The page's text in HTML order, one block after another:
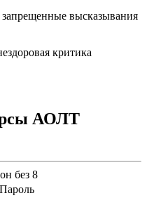
высказывания
критика
АОЛТ
без 8
Пароль